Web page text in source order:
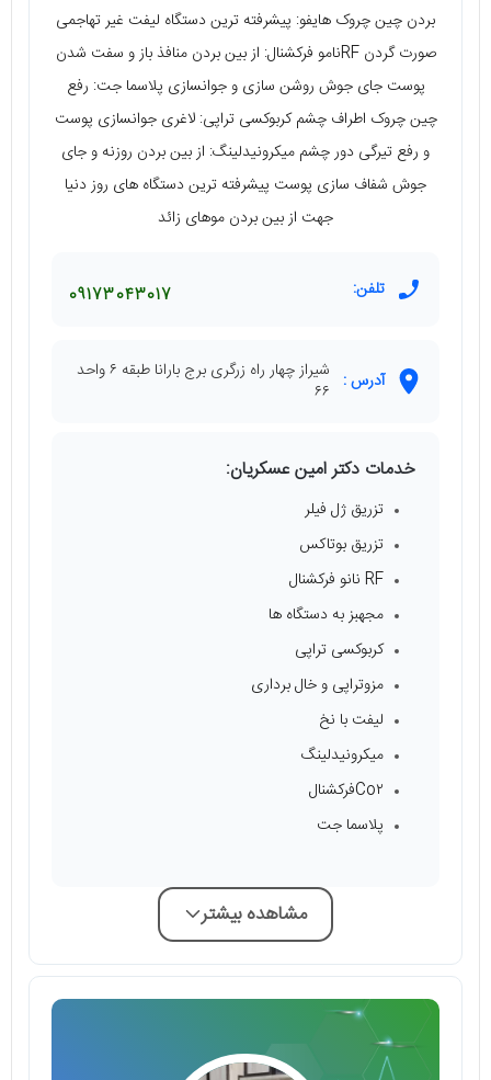
بردن چین چروک هایفو: پیشرفته ترین دستگاه لیفت غیر تهاجمی
صورت گردن RFنامو فرکشنال: از بین بردن منافذ باز و سفت شدن
پوست جای جوش روشن سازی و جوانسازی پلاسما جت: رفع
چین چروک اطراف چشم کربوکسی تراپی: لاغری جوانسازی پوست
و رفع تیرگی دور چشم میکرونیدلینگ: از بین بردن روزنه و جای
جوش شفاف سازی پوست پیشرفته ترین دستگاه های روز دنیا
جهت از بین بردن موهای زائد
تلفن: 09173043017
آدرس :
شیراز چهار راه زرگری برج بارانا طبقه ۶ واحد
۶۶
خدمات دکتر امین عسکریان:
تزریق ژل فیلر
تزریق بوتاکس
RF نانو فرکشنال
مجهبز به دستگاه ها
کربوکسی تراپی
مزوتراپی و خال برداری
لیفت با نخ
میکرونیدلینگ
Co٢فرکشنال
پلاسما جت
مشاهده بیشتر